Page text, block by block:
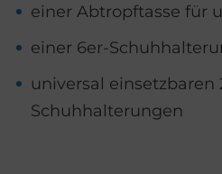
einer Abtropftasse für
einer 6er-
universal einsetzbaren
Schuhhalterungen